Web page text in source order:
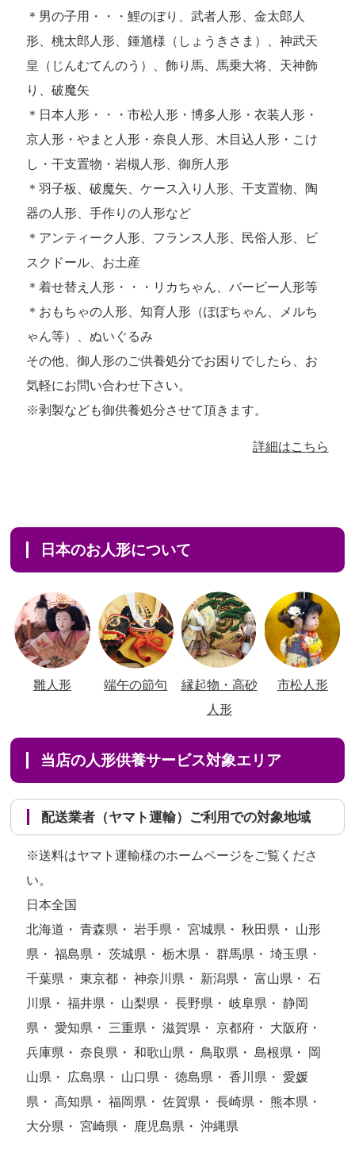
＊男の子用・・・鯉のぼり、武者人形、金太郎人
形、桃太郎人形、鍾馗様（しょうきさま）、神武天
皇（じんむてんのう）、飾り馬、馬乗大将、天神飾
り、破魔矢
＊日本人形・・・市松人形・博多人形・衣装人形・
京人形・やまと人形・奈良人形、木目込人形・こけ
し・干支置物・岩槻人形、御所人形
＊羽子板、破魔矢、ケース入り人形、干支置物、陶
器の人形、手作りの人形など
＊アンティーク人形、フランス人形、民俗人形、ビ
スクドール、お土産
＊着せ替え人形・・・リカちゃん、バービー人形等
＊おもちゃの人形、知育人形（ぽぽちゃん、メルち
ゃん等）、ぬいぐるみ
その他、御人形のご供養処分でお困りでしたら、お
気軽にお問い合わせ下さい。
※剥製なども御供養処分させて頂きます。
詳細はこちら
日本のお人形について
雛人形 端午の節句
縁起物・高砂
人形
市松人形
当店の人形供養サービス対象エリア
配送業者（ヤマト運輸）ご利用での対象地域
※送料はヤマト運輸様のホームページをご覧くださ
い。
日本全国
北海道・ 青森県・ 岩手県・ 宮城県・ 秋田県・ 山形
県・ 福島県・ 茨城県・ 栃木県・ 群馬県・ 埼玉県・
千葉県・ 東京都・ 神奈川県・ 新潟県・ 富山県・ 石
川県・ 福井県・ 山梨県・ 長野県・ 岐阜県・ 静岡
県・ 愛知県・ 三重県・ 滋賀県・ 京都府・ 大阪府・
兵庫県・ 奈良県・ 和歌山県・ 鳥取県・ 島根県・ 岡
山県・ 広島県・ 山口県・ 徳島県・ 香川県・ 愛媛
県・ 高知県・ 福岡県・ 佐賀県・ 長崎県・ 熊本県・
大分県・ 宮崎県・ 鹿児島県・ 沖縄県